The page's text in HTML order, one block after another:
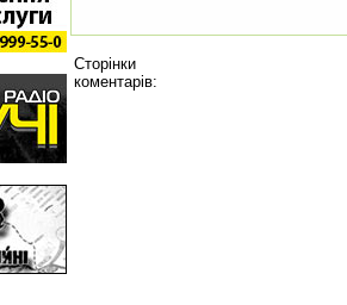
Сторінки
коментарів: